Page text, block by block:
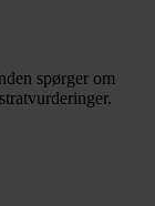
spørger om